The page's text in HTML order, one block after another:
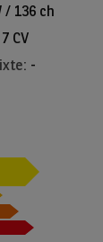
/ 136 ch
7 CV
: -